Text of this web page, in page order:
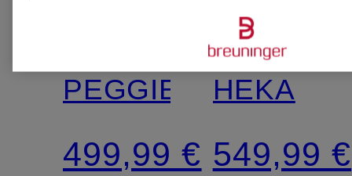
Daunenjacke
PEGGIE
499,99 €
HEKA
549,99 €